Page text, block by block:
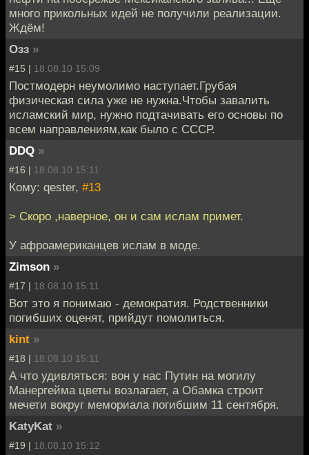
много прикольных идей не получили реализации.
Ждём!
Озз »
#15 | 18.08.10 15:09
Постмодерн неумолимо наступает.Грубая
физическая сила уже не нужна.Чтобы завалить
исламский мир, нужно подтачивать его основы по
всем направлениям,как было с СССР.
DDQ »
#16 | 18.08.10 15:11
Кому: qester, #13
> Скоро ,наверное, он и сам ислам примет.
У афроамериканцев ислам в моде.
Zimson »
#17 | 18.08.10 15:11
Вот это я понимаю - демократия. Родственники
погибших оценят, прийдут помолиться.
kint »
#18 | 18.08.10 15:11
А что удивляться: вон у нас Путин на могилу
Манергейма цветы возлагает, а Обамка строит
мечети вокруг мемориала погибшим 11 сентября.
KatyKat »
#19 | 18.08.10 15:12